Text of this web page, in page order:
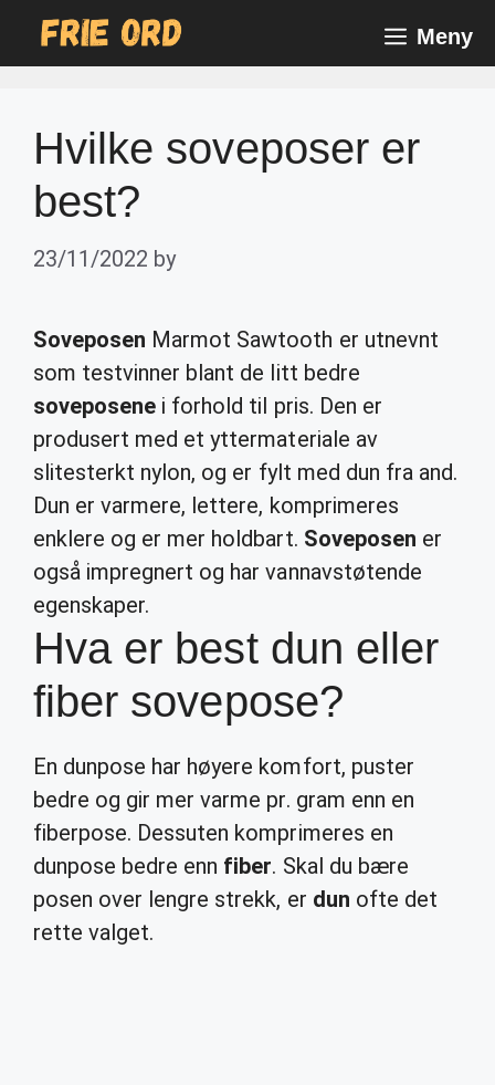
Meny
Hvilke soveposer er
best?
23/11/2022 by
Soveposen Marmot Sawtooth er utnevnt
som testvinner blant de litt bedre
soveposene i forhold til pris. Den er
produsert med et yttermateriale av
slitesterkt nylon, og er fylt med dun fra and.
Dun er varmere, lettere, komprimeres
enklere og er mer holdbart. Soveposen er
også impregnert og har vannavstøtende
egenskaper.
Hva er best dun eller
fiber sovepose?
En dunpose har høyere komfort, puster
bedre og gir mer varme pr. gram enn en
fiberpose. Dessuten komprimeres en
dunpose bedre enn fiber. Skal du bære
posen over lengre strekk, er dun ofte det
rette valget.